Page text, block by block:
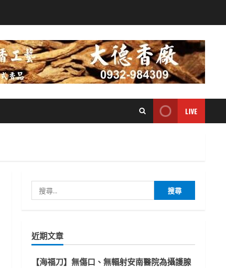
LIVE
尋
字:
近期文章
【海福刀】無傷口、無輻射安南醫院為攝護腺